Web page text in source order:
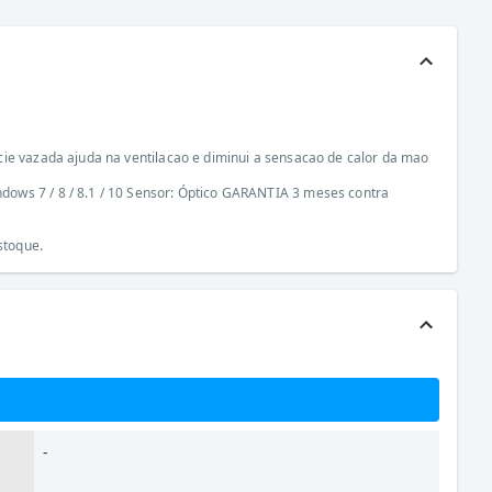
vazada ajuda na ventilacao e diminui a sensacao de calor da mao
7 / 8 / 8.1 / 10 Sensor: Óptico GARANTIA 3 meses contra
-